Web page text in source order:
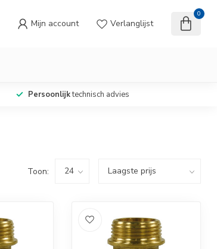
Mijn account Verlanglijst
0
Persoonlijktechnisch advies
Toon: